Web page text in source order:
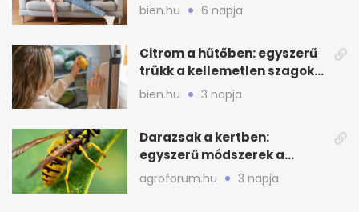
otthonod energiáját
bien.hu 6 napja
Citrom a hűtőben: egyszerű
trükk a kellemetlen szagok
ellen
bien.hu 3 napja
Darazsak a kertben:
egyszerű módszerek a
távoltartásukra nyáron
agroforum.hu 3 napja